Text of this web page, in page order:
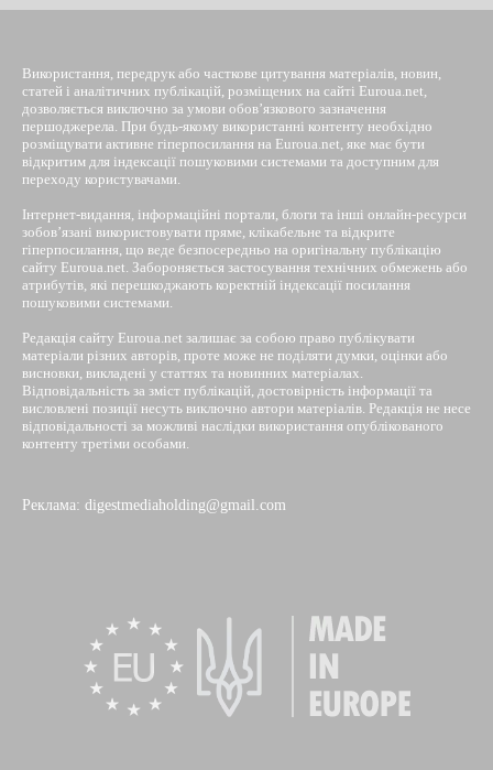
Використання, передрук або часткове цитування матеріалів, новин,
статей і аналітичних публікацій, розміщених на сайті Euroua.net,
дозволяється виключно за умови обов’язкового зазначення
першоджерела. При будь-якому використанні контенту необхідно
розміщувати активне гіперпосилання на Euroua.net, яке має бути
відкритим для індексації пошуковими системами та доступним для
переходу користувачами.
Інтернет-видання, інформаційні портали, блоги та інші онлайн-ресурси
зобов’язані використовувати пряме, клікабельне та відкрите
гіперпосилання, що веде безпосередньо на оригінальну публікацію
сайту Euroua.net. Забороняється застосування технічних обмежень або
атрибутів, які перешкоджають коректній індексації посилання
пошуковими системами.
Редакція сайту Euroua.net залишає за собою право публікувати
матеріали різних авторів, проте може не поділяти думки, оцінки або
висновки, викладені у статтях та новинних матеріалах.
Відповідальність за зміст публікацій, достовірність інформації та
висловлені позиції несуть виключно автори матеріалів. Редакція не несе
відповідальності за можливі наслідки використання опублікованого
контенту третіми особами.
Реклама: digestmediaholding@gmail.com